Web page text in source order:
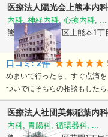
医療法人陽光会上熊本内科
内科, 神経内科, 心療内科, ...
熊本県熊本市西区上熊本1丁
口コミ:2件
めまいで行ったら、すぐ点滴
ついでにそちらの相談もした
医療法人社団美銀稲葉内
内科, 胃腸科, 循環器科, ...